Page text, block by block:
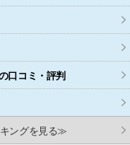
口コミ・評判
ングを見る≫